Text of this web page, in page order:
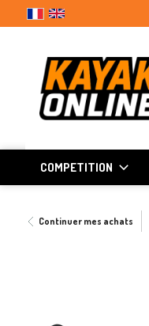
COMPETITION
Continuer mes achats